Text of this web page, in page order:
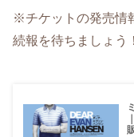
※チケットの発売情
続報を待ちましょう！